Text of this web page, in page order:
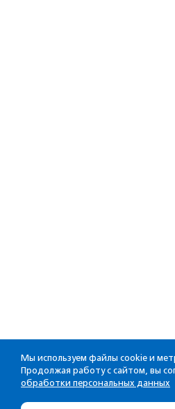
Мы используем файлы cookie и
Продолжая работу с сайтом, вы
обработки персональных данных